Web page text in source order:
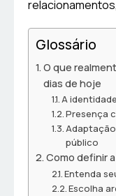
Glossário
O que
dias de hoje
A
Presença
público
Como definir
Entenda
Escolha